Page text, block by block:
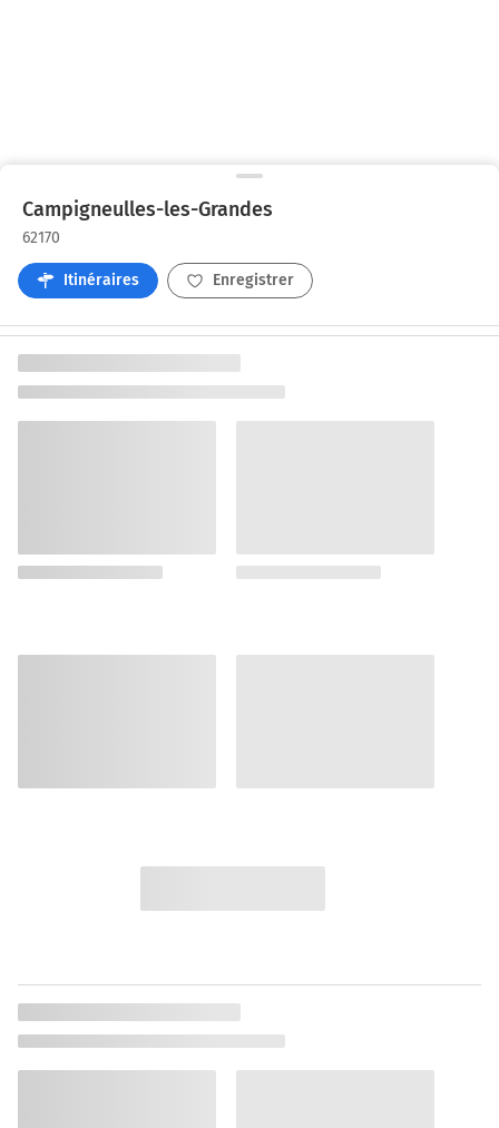
Campigneulles-les-Grandes
62170
Itinéraires Enregistrer